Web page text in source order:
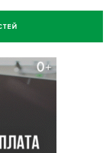
15 литров крови
рассылают
области едут